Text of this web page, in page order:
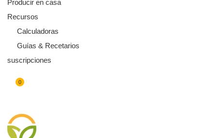
Producir en casa
Recursos
Calculadoras
Guías & Recetarios
suscripciones
0